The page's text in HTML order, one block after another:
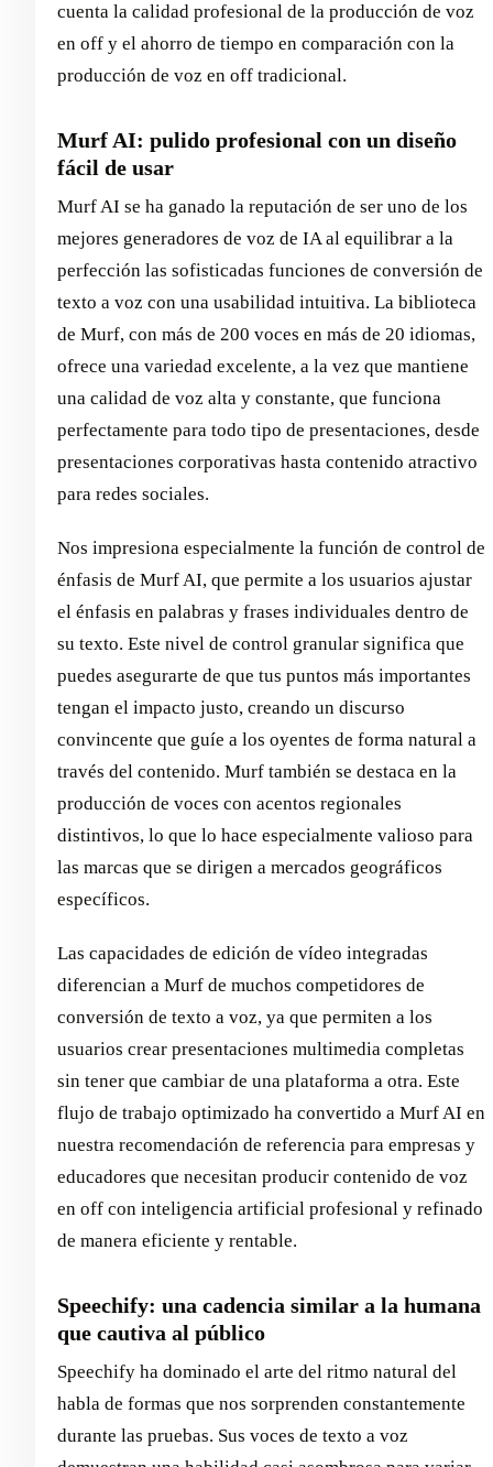
cuenta la calidad profesional de la producción de voz
en off y el ahorro de tiempo en comparación con la
producción de voz en off tradicional.
Murf AI: pulido profesional con un diseño
fácil de usar
Murf AI se ha ganado la reputación de ser uno de los
mejores generadores de voz de IA al equilibrar a la
perfección las sofisticadas funciones de conversión de
texto a voz con una usabilidad intuitiva. La biblioteca
de Murf, con más de 200 voces en más de 20 idiomas,
ofrece una variedad excelente, a la vez que mantiene
una calidad de voz alta y constante, que funciona
perfectamente para todo tipo de presentaciones, desde
presentaciones corporativas hasta contenido atractivo
para redes sociales.
Nos impresiona especialmente la función de control de
énfasis de Murf AI, que permite a los usuarios ajustar
el énfasis en palabras y frases individuales dentro de
su texto. Este nivel de control granular significa que
puedes asegurarte de que tus puntos más importantes
tengan el impacto justo, creando un discurso
convincente que guíe a los oyentes de forma natural a
través del contenido. Murf también se destaca en la
producción de voces con acentos regionales
distintivos, lo que lo hace especialmente valioso para
las marcas que se dirigen a mercados geográficos
específicos.
Las capacidades de edición de vídeo integradas
diferencian a Murf de muchos competidores de
conversión de texto a voz, ya que permiten a los
usuarios crear presentaciones multimedia completas
sin tener que cambiar de una plataforma a otra. Este
flujo de trabajo optimizado ha convertido a Murf AI en
nuestra recomendación de referencia para empresas y
educadores que necesitan producir contenido de voz
en off con inteligencia artificial profesional y refinado
de manera eficiente y rentable.
Speechify: una cadencia similar a la humana
que cautiva al público
Speechify ha dominado el arte del ritmo natural del
habla de formas que nos sorprenden constantemente
durante las pruebas. Sus voces de texto a voz